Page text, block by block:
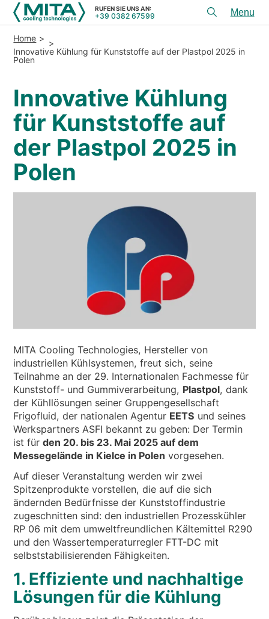
NACHRICHTEN & EREIGNISSE
NACHHALTIGKEIT
RESERVIERTER BEREICH
DE EN IT FR PL
RUFEN SIE UNS AN:
+39 0382 67599
menu
PRODUKTE
DIENSTLEISTUNGEN & BERATUNG
SERVICE
HILFSMITTEL
KONTAKT
Home
Innovative Kühlung für Kunststoffe auf der Plastpol 2025 in
Polen
Innovative Kühlung
für Kunststoffe auf
der Plastpol 2025 in
Polen
MITA Cooling Technologies, Hersteller von
industriellen Kühlsystemen, freut sich, seine
Teilnahme an der 29. Internationalen Fachmesse für
Kunststoff- und Gummiverarbeitung, Plastpol, dank
der Kühllösungen seiner Gruppengesellschaft
Frigofluid, der nationalen Agentur EETS und seines
Werkspartners ASFI bekannt zu geben: Der Termin
ist fürden 20. bis 23. Mai 2025 auf dem
Messegelände in Kielce in Polen vorgesehen.
Auf dieser Veranstaltung werden wir zwei
Spitzenprodukte vorstellen, die auf die sich
ändernden Bedürfnisse der Kunststoffindustrie
zugeschnitten sind: den industriellen Prozesskühler
RP 06 mit dem umweltfreundlichen Kältemittel R290
und den Wassertemperaturregler FTT-DC mit
selbststabilisierenden Fähigkeiten.
1. Effiziente und nachhaltige
Lösungen für die Kühlung